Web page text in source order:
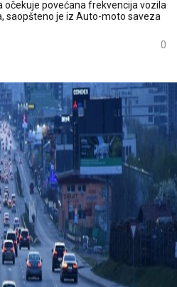
očekuje povećana frekvencija vozila
saopšteno je iz Auto-moto saveza
0